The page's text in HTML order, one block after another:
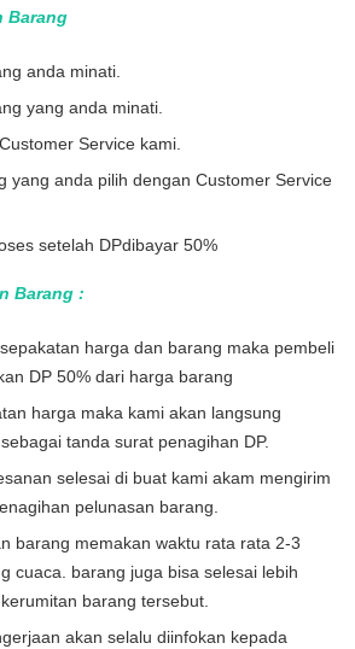
Barang
anda minati.
yang anda minati.
Service kami.
yang anda pilih dengan Customer Service
setelah DPdibayar 50%
Barang :
harga dan barang maka pembeli
DP 50% dari harga barang
harga maka kami akan langsung
tanda surat penagihan DP.
selesai di buat kami akam mengirim
pelunasan barang.
barang memakan waktu rata rata 2-3
cuaca. barang juga bisa selesai lebih
barang tersebut.
akan selalu diinfokan kepada